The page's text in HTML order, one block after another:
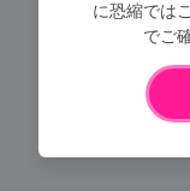
に恐縮では
でご